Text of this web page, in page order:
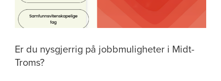
Er du nysgjerrig på jobbmuligheter i Midt-
Troms?